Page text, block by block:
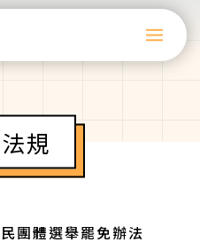
規
團體選舉罷免辦法